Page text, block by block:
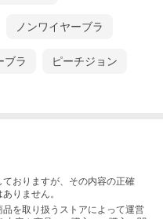
ノンワイヤーブラ
ブラ ピーチジョン
ておりますが、その内容の正確
りません。
品を取り扱うストアによって運営